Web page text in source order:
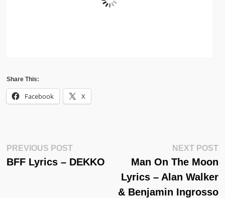
Share This:
Facebook X
Post
Navigation
PREVIOUS POSTPrevious
Post:
BFF Lyrics – DEKKO
NEXT POST
Man On The Moon
Lyrics – Alan Walker
& Benjamin Ingrosso